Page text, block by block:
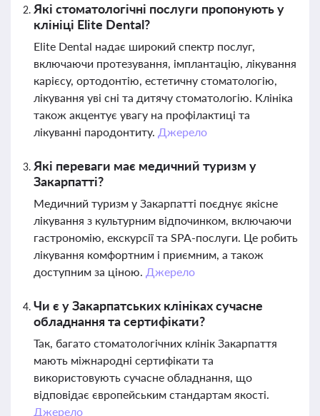
Які стоматологічні послуги пропонують у
клініці Elite Dental?
Elite Dental надає широкий спектр послуг,
включаючи протезування, імплантацію, лікування
карієсу, ортодонтію, естетичну стоматологію,
лікування уві сні та дитячу стоматологію. Клініка
також акцентує увагу на профілактиці та
лікуванні пародонтиту. Джерело
Які переваги має медичний туризм у
Закарпатті?
Медичний туризм у Закарпатті поєднує якісне
лікування з культурним відпочинком, включаючи
гастрономію, екскурсії та SPA-послуги. Це робить
лікування комфортним і приємним, а також
доступним за ціною. Джерело
Чи є у Закарпатських клініках сучасне
обладнання та сертифікати?
Так, багато стоматологічних клінік Закарпаття
мають міжнародні сертифікати та
використовують сучасне обладнання, що
відповідає європейським стандартам якості.
Джерело